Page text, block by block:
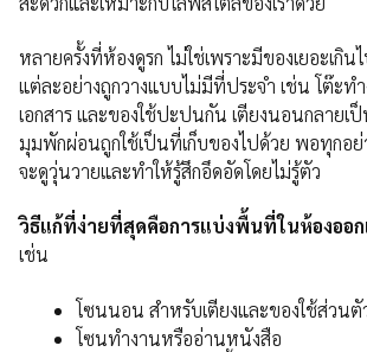
หลายครั้งที่ห้องดูรก ไม่ใช่เพราะมีของเยอะเกิน
แต่ละอย่างถูกวางแบบไม่มีที่ประจำ เช่น โต๊ะท
เอกสาร และของใช้ปะปนกัน เตียงนอนกลายเ
มุมพักผ่อนถูกใช้เป็นที่เก็บของไปด้วย พอทุกอ
จะดูวุ่นวายและทำให้รู้สึกอึดอัดโดยไม่รู้ตัว
วิธีแก้ที่ง่ายที่สุดคือการแบ่งพื้นที่ในห้องออ
เช่น
โซนนอน สำหรับเตียงและของใช้ส่วนตั
โซนทำงานหรืออ่านหนังสือ